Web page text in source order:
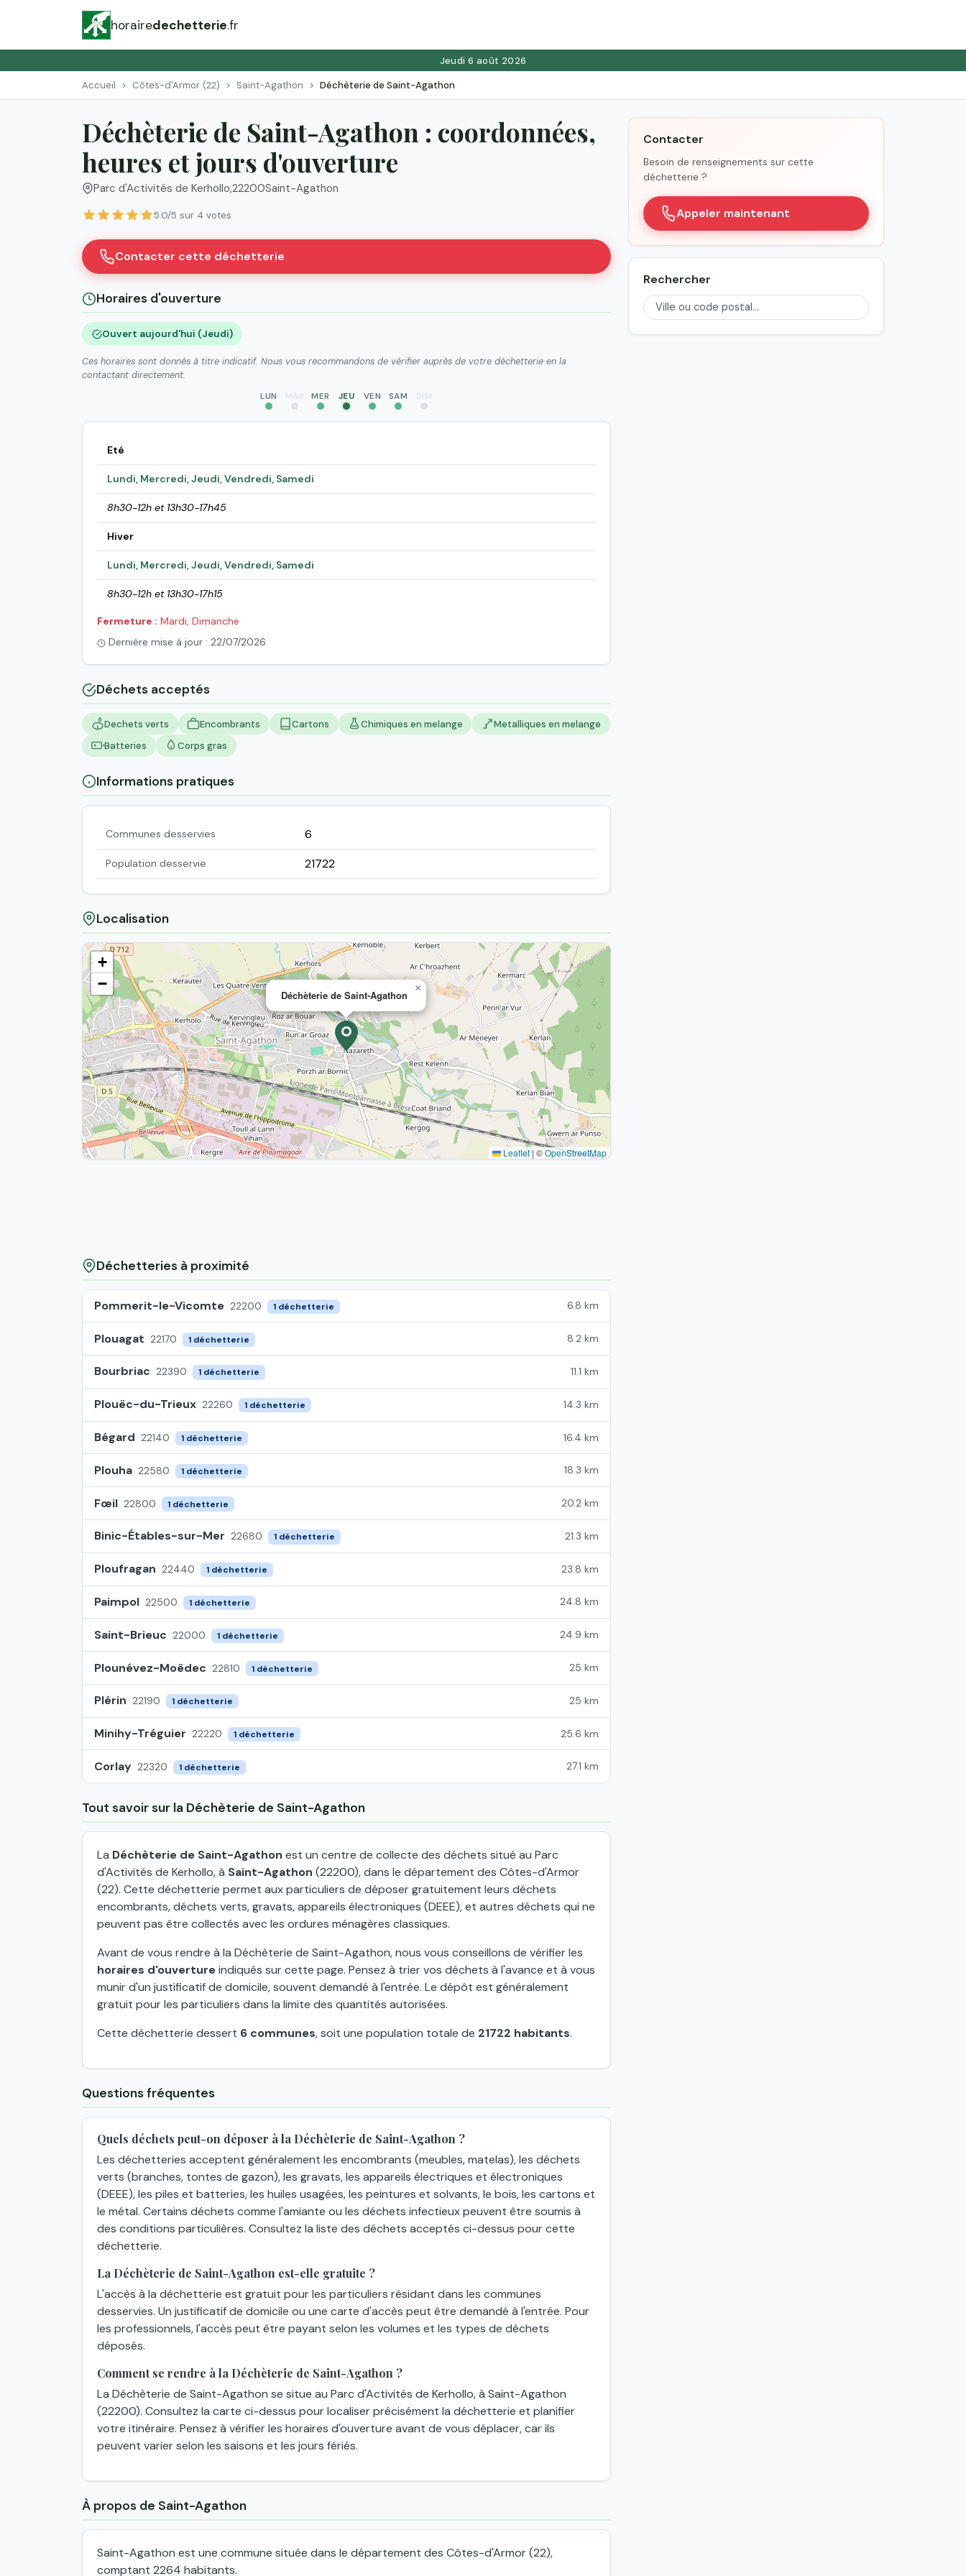
horairedechetterie.fr
Jeudi 6 août 2026
Accueil Côtes-d'Armor (22) Saint-Agathon Déchèterie de Saint-Agathon
Déchèterie de Saint-Agathon : coordonnées,
heures et jours d'ouverture
Parc d'Activités de Kerhollo,22200Saint-Agathon
5.0/5 sur 4 votes
Contacter cette déchetterie
Horaires d'ouverture
Ouvert aujourd'hui (Jeudi)
Ces horaires sont donnés à titre indicatif. Nous vous recommandons de vérifier auprès de votre déchetterie en la
contactant directement.
LUN MAR MER JEU VEN SAM DIM
Eté
Lundi, Mercredi, Jeudi, Vendredi, Samedi
8h30-12h et 13h30-17h45
Hiver
Lundi, Mercredi, Jeudi, Vendredi, Samedi
8h30-12h et 13h30-17h15
Fermeture : Mardi, Dimanche
Dernière mise à jour : 22/07/2026
Déchets acceptés
Dechets verts Encombrants Cartons Chimiques en melange
Metalliques en melange
Batteries
Corps gras
Informations pratiques
Communes desservies 6
Population desservie 21722
Localisation
Déchèterie de Saint-Agathon
×
+
−
Leaflet | ©OpenStreetMap
Déchetteries à proximité
Pommerit-le-Vicomte 22200 1 déchetterie 6.8 km
Plouagat 22170 1 déchetterie 8.2 km
Bourbriac 22390 1 déchetterie 11.1 km
Plouëc-du-Trieux 22260 1 déchetterie 14.3 km
Bégard 22140 1 déchetterie 16.4 km
Plouha 22580 1 déchetterie 18.3 km
Fœil 22800 1 déchetterie 20.2 km
Binic-Étables-sur-Mer 22680 1 déchetterie 21.3 km
Ploufragan 22440 1 déchetterie 23.8 km
Paimpol 22500 1 déchetterie 24.8 km
Saint-Brieuc 22000 1 déchetterie 24.9 km
Plounévez-Moëdec 22810 1 déchetterie 25 km
Plérin 22190 1 déchetterie 25 km
Minihy-Tréguier 22220 1 déchetterie 25.6 km
Corlay 22320 1 déchetterie 27.1 km
Tout savoir sur la Déchèterie de Saint-Agathon
La Déchèterie de Saint-Agathon est un centre de collecte des déchets situé au Parc
d'Activités de Kerhollo, à Saint-Agathon (22200), dans le département des Côtes-d'Armor
(22). Cette déchetterie permet aux particuliers de déposer gratuitement leurs déchets
encombrants, déchets verts, gravats, appareils électroniques (DEEE), et autres déchets qui ne
peuvent pas être collectés avec les ordures ménagères classiques.
Avant de vous rendre à la Déchèterie de Saint-Agathon, nous vous conseillons de vérifier les
horaires d'ouvertureindiqués sur cette page. Pensez à trier vos déchets à l'avance et à vous
munir d'un justificatif de domicile, souvent demandé à l'entrée. Le dépôt est généralement
gratuit pour les particuliers dans la limite des quantités autorisées.
Cette déchetterie dessert 6 communes, soit une population totale de 21722 habitants.
Questions fréquentes
Quels déchets peut-on déposer à la Déchèterie de Saint-Agathon ?
Les déchetteries acceptent généralement les encombrants (meubles, matelas), les déchets
verts (branches, tontes de gazon), les gravats, les appareils électriques et électroniques
(DEEE), les piles et batteries, les huiles usagées, les peintures et solvants, le bois, les cartons et
le métal. Certains déchets comme l'amiante ou les déchets infectieux peuvent être soumis à
des conditions particulières. Consultez la liste des déchets acceptés ci-dessus pour cette
déchetterie.
La Déchèterie de Saint-Agathon est-elle gratuite ?
L'accès à la déchetterie est gratuit pour les particuliers résidant dans les communes
desservies. Un justificatif de domicile ou une carte d'accès peut être demandé à l'entrée. Pour
les professionnels, l'accès peut être payant selon les volumes et les types de déchets
déposés.
Comment se rendre à la Déchèterie de Saint-Agathon ?
La Déchèterie de Saint-Agathon se situe au Parc d'Activités de Kerhollo, à Saint-Agathon
(22200). Consultez la carte ci-dessus pour localiser précisément la déchetterie et planifier
votre itinéraire. Pensez à vérifier les horaires d'ouverture avant de vous déplacer, car ils
peuvent varier selon les saisons et les jours fériés.
À propos de Saint-Agathon
Saint-Agathon est une commune située dans le département des Côtes-d'Armor (22),
comptant 2264 habitants.
Contacter
Besoin de renseignements sur cette
déchetterie ?
Appeler maintenant
Rechercher